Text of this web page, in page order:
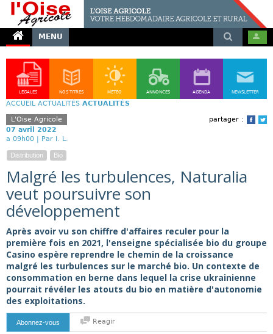
MENU
LÉGALES NOS TITRES MÉTÉO ANNONCES AGENDA NEWSLETTER
ACCUEIL ACTUALITÉS ACTUALITÉS
partager :
L'Oise Agricole
07 avril 2022
a 09h00 | Par I. L.
Distribution Bio
Malgré les turbulences, Naturalia
veut poursuivre son
développement
Après avoir vu son chiffre d'affaires reculer pour la
première fois en 2021, l'enseigne spécialisée bio du groupe
Casino espère reprendre le chemin de la croissance
malgré les turbulences sur le marché bio. Un contexte de
consommation en berne dans lequel la crise ukrainienne
pourrait révéler les atouts du bio en matière d'autonomie
des exploitations.
Abonnez-vous Reagir